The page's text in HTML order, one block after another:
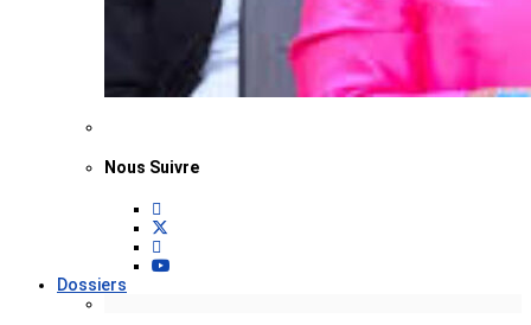
Nous Suivre
Dossiers